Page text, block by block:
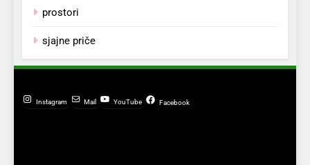
prostori
sjajne priče
Instagram Mail YouTube Facebook